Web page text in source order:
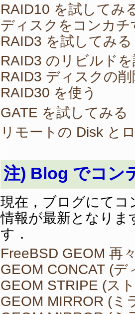
RAID10 を試してみ
ディスクをコンカチ
RAID3 を試してみる
RAID3 のリビルド
RAID3 ディスクの削
RAID30 を使う
GATE を試してみる
リモートの Disk と
注) Blog でコン
現在，ブログにて
情報が最新となり
す．
FreeBSD GEOM 再
GEOM CONCAT (
GEOM STRIPE (ス
GEOM MIRROR (ミ